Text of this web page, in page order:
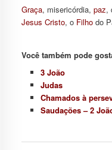
Graça, misericórdia, paz,
Jesus Cristo, o Filhodo
Você também pode
3 João
Judas
Chamados à
Saudações – 2